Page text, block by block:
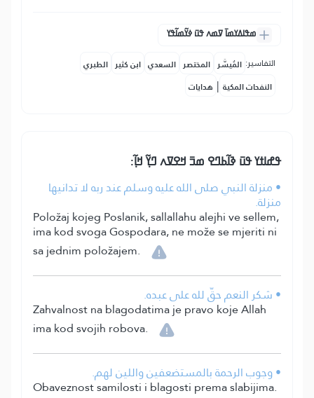
ߘߟߊߡߌߘߊ߫ ߜߘߍ ߟߎ߫ ߦߌ߬ߘߊ߬ߟߌ
التفاسير: المُيسَّر المختصر السعدي ابن كثير الطبري
النفحات المكية | هدايات
ߟߝߊߙߌ ߟߎ߫ ߢߊ߬ߕߣߐ ߘߏ߫ ߞߐߜߍ ߣߌ߲߬ ߞߊ߲߬:
• منزلة النبي صلى الله عليه وسلم عند ربه لا تدانيها
منزلة.
Položaj kojeg Poslanik, sallallahu alejhi ve sellem,
ima kod svoga Gospodara, ne može se mjeriti ni
sa jednim položajem.
• شكر النعم حقّ لله على عبده.
Zahvalnost na blagodatima je pravo koje Allah
ima kod svojih robova.
• وجوب الرحمة بالمستضعفين واللين لهم.
Obaveznost samilosti i blagosti prema slabijima.